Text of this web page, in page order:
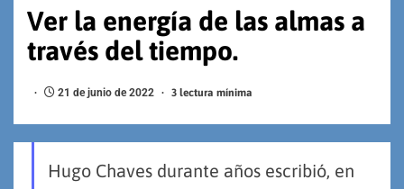
Ver la energía de las almas a
través del tiempo.
21 de junio de 2022 3 lectura mínima
Hugo Chaves durante años escribió, en